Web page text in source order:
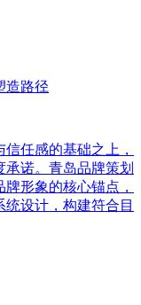
造路径
任感的基础之上，
诺。青岛品牌策划
形象的核心锚点，
设计，构建符合目